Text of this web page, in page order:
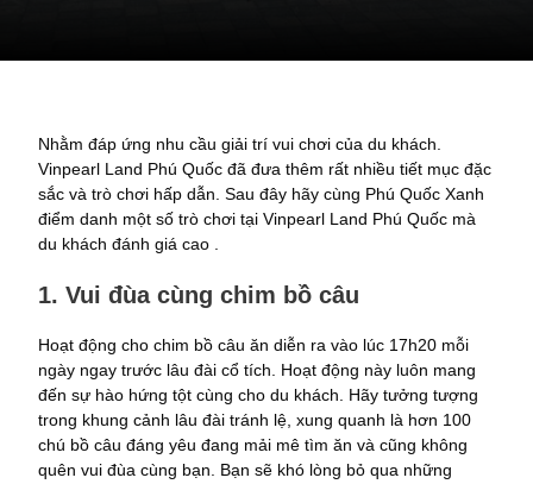
Nhằm đáp ứng nhu cầu giải trí vui chơi của du khách.
Vinpearl Land Phú Quốc đã đưa thêm rất nhiều tiết mục đặc
sắc và trò chơi hấp dẫn. Sau đây hãy cùng Phú Quốc Xanh
điểm danh một số trò chơi tại Vinpearl Land Phú Quốc mà
du khách đánh giá cao .
1. Vui đùa cùng chim bồ câu
Hoạt động cho chim bồ câu ăn diễn ra vào lúc 17h20 mỗi
ngày ngay trước lâu đài cổ tích. Hoạt động này luôn mang
đến sự hào hứng tột cùng cho du khách. Hãy tưởng tượng
trong khung cảnh lâu đài tránh lệ, xung quanh là hơn 100
chú bồ câu đáng yêu đang mải mê tìm ăn và cũng không
quên vui đùa cùng bạn. Bạn sẽ khó lòng bỏ qua những